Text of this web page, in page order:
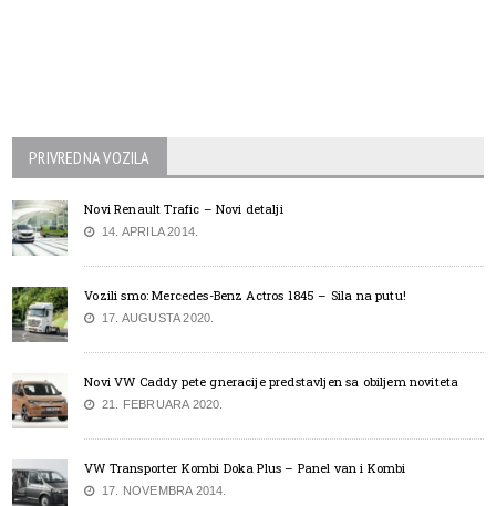
PRIVREDNA VOZILA
Novi Renault Trafic – Novi detalji
14. APRILA 2014.
Vozili smo: Mercedes-Benz Actros 1845 – Sila na putu!
17. AUGUSTA 2020.
Novi VW Caddy pete gneracije predstavljen sa obiljem noviteta
21. FEBRUARA 2020.
VW Transporter Kombi Doka Plus – Panel van i Kombi
17. NOVEMBRA 2014.